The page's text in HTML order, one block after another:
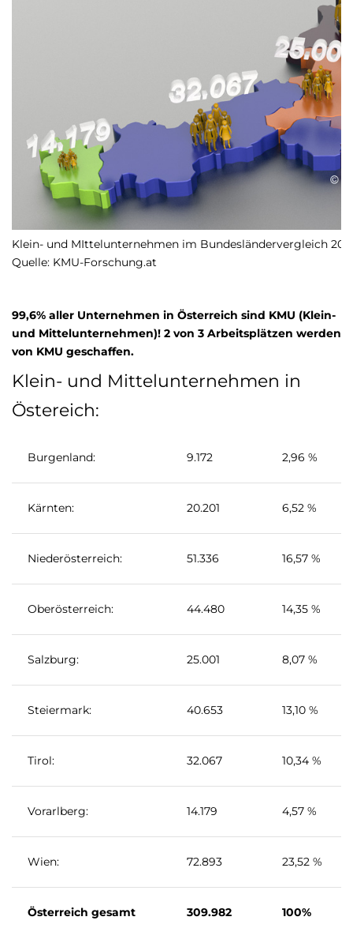
Klein- und MIttelunternehmen im Bundesländervergleich
Quelle: KMU-Forschung.at
99,6% aller Unternehmen in Österreich sind KMU (Klein-
und Mittelunternehmen)! 2 von 3 Arbeitsplätzen werden
von KMU geschaffen.
Klein- und Mittelunternehmen in
Östereich:
Burgenland: 9.172 2,96 %
Kärnten: 20.201 6,52 %
Niederösterreich: 51.336 16,57 %
Oberösterreich: 44.480 14,35 %
Salzburg: 25.001 8,07 %
Steiermark: 40.653 13,10 %
Tirol: 32.067 10,34 %
Vorarlberg: 14.179 4,57 %
Wien: 72.893 23,52 %
Österreich gesamt 309.982 100%